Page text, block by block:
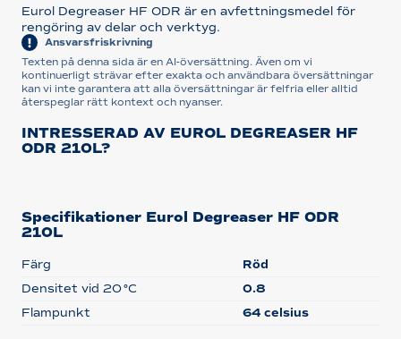
Eurol Degreaser HF ODR är en avfettningsmedel för
rengöring av delar och verktyg.
Ansvarsfriskrivning
Texten på denna sida är en AI-översättning. Även om vi
kontinuerligt strävar efter exakta och användbara översättningar
kan vi inte garantera att alla översättningar är felfria eller alltid
återspeglar rätt kontext och nyanser.
INTRESSERAD AV EUROL DEGREASER HF
ODR 210L?
Specifikationer Eurol Degreaser HF ODR
210L
Färg
Röd
Densitet vid 20 °C
0.8
Flampunkt
64 celsius